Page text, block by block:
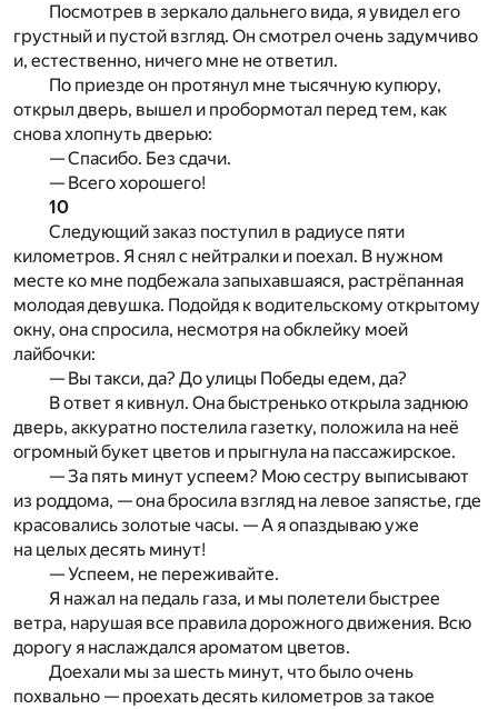
Посмотрев в зеркало дальнего вида, я увидел его
грустный и пустой взгляд. Он смотрел очень задумчиво
и, естественно, ничего мне не ответил.
По приезде он протянул мне тысячную купюру,
открыл дверь, вышел и пробормотал перед тем, как
снова хлопнуть дверью:
— Спасибо. Без сдачи.
— Всего хорошего!
10
Следующий заказ поступил в радиусе пяти
километров. Я снял с нейтралки и поехал. В нужном
месте ко мне подбежала запыхавшаяся, растрёпанная
молодая девушка. Подойдя к водительскому открытому
окну, она спросила, несмотря на обклейку моей
лайбочки:
— Вы такси, да? До улицы Победы едем, да?
В ответ я кивнул. Она быстренько открыла заднюю
дверь, аккуратно постелила газетку, положила на неё
огромный букет цветов и прыгнула на пассажирское.
— За пять минут успеем? Мою сестру выписывают
из роддома, — она бросила взгляд на левое запястье, где
красовались золотые часы. — А я опаздываю уже
на целых десять минут!
— Успеем, не переживайте.
Я нажал на педаль газа, и мы полетели быстрее
ветра, нарушая все правила дорожного движения. Всю
дорогу я наслаждался ароматом цветов.
Доехали мы за шесть минут, что было очень
похвально — проехать десять километров за такое